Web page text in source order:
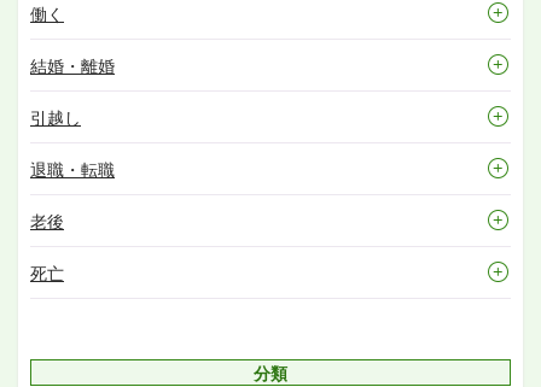
働く
結婚・離婚
引越し
退職・転職
老後
死亡
分類